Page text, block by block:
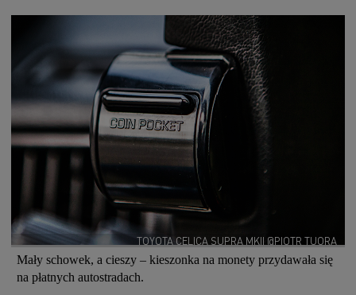
TOYOTA CELICA SUPRA MKII @PIOTR TUORA
Mały schowek, a cieszy – kieszonka na monety przydawała się
na płatnych autostradach.